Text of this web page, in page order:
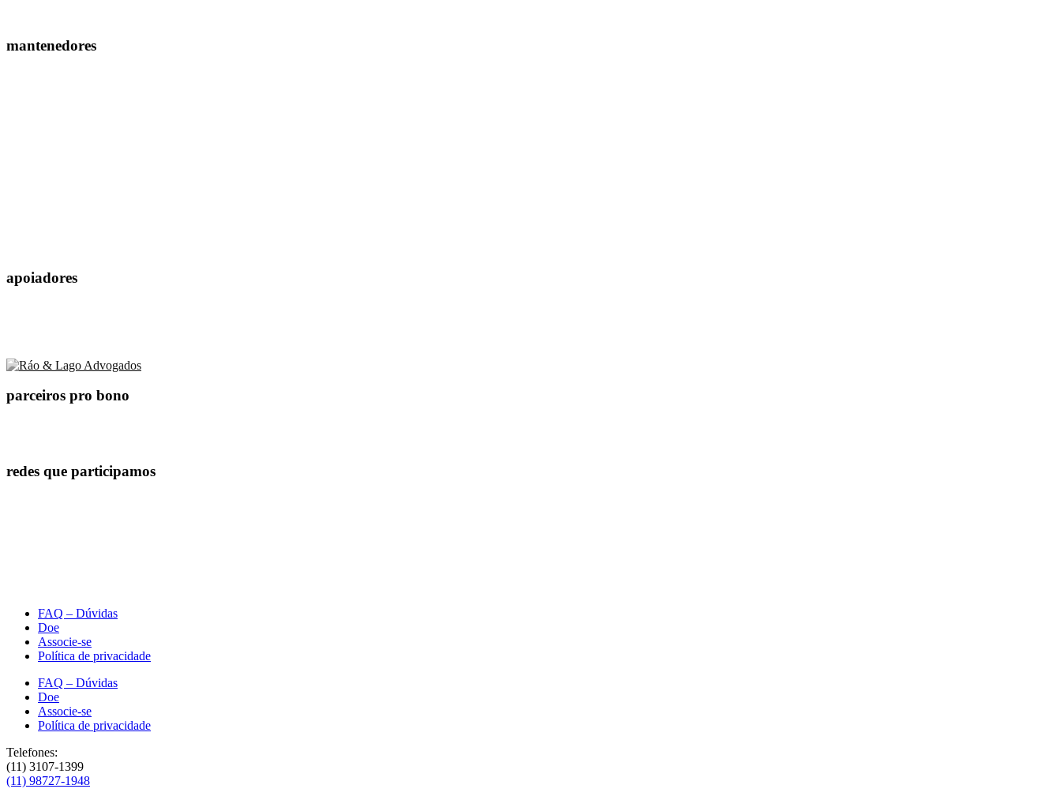
mantenedores
apoiadores
parceiros pro bono
redes que participamos
FAQ – Dúvidas
Doe
Associe-se
Política de privacidade
FAQ – Dúvidas
Doe
Associe-se
Política de privacidade
Telefones:
(11) 3107-1399
(11) 98727-1948